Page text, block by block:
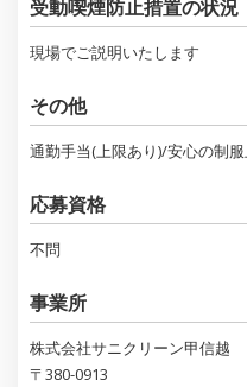
受動喫煙防止措置の状況
現場でご説明いたします
その他
通勤手当(上限あり)/安心の制
応募資格
不問
事業所
株式会社サニクリーン甲信越
〒380-0913